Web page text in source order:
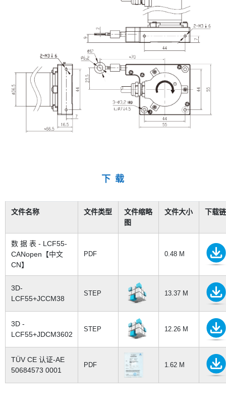
下 载
文件名称 文件类型
文件缩略
图
文件大小 下载
数 据 表 - LCF55-
CANopen【中文
CN】
PDF 0.48 M
3D-
LCF55+JCCM38
STEP 13.37 M
3D -
LCF55+JDCM3602
STEP 12.26 M
TÜV CE 认证-AE
50684573 0001
PDF 1.62 M